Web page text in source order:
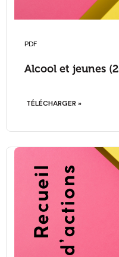
PDF
Alcool et jeunes
TÉLÉCHARGER »